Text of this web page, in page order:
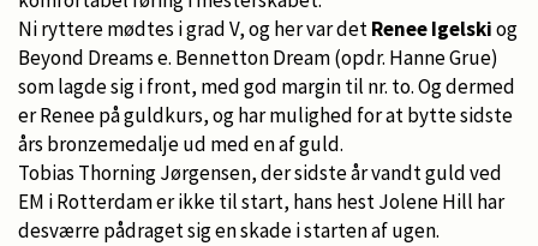
Ni ryttere mødtes i grad V, og her var detRenee Igelskiog
Beyond Dreams e. Bennetton Dream (opdr. Hanne Grue)
som lagde sig i front, med god margin til nr. to. Og dermed
er Renee på guldkurs, og har mulighed for at bytte sidste
års bronzemedalje ud med en af guld.
Tobias Thorning Jørgensen, der sidste år vandt guld ved
EM i Rotterdam er ikke til start, hans hest Jolene Hill har
desværre pådraget sig en skade i starten af ugen.